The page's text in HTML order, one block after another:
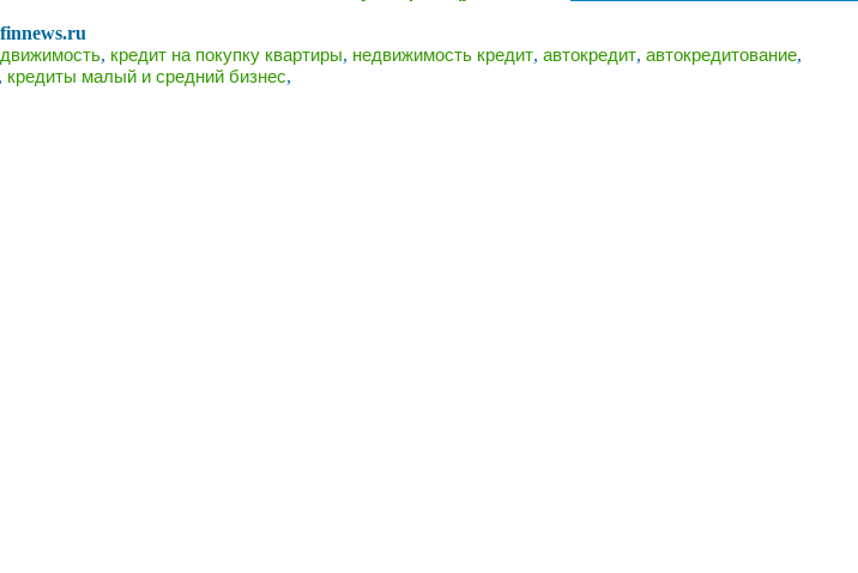
, кредит на покупку квартиры, недвижимость кредит, автокредит, автокредитование,
, кредиты малый и средний бизнес,